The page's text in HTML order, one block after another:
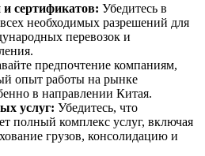
сертификатов: Убедитесь в
необходимых разрешений для
перевозок и
предпочтение компаниям,
опыт работы на рынке
в направлении Китая.
услуг: Убедитесь, что
полный комплекс услуг, включая
грузов, консолидацию и